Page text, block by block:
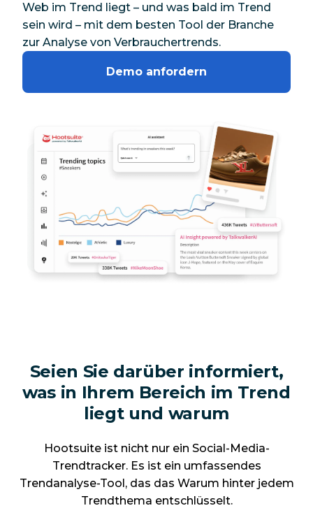
Web im Trend liegt – und was bald im Trend
sein wird – mit dem besten Tool der Branche
zur Analyse von Verbrauchertrends.
Demo anfordern
Seien Sie darüber informiert,
was in Ihrem Bereich im Trend
liegt und warum
Hootsuite ist nicht nur ein Social-Media-
Trendtracker. Es ist ein umfassendes
Trendanalyse-Tool, das das Warum hinter jedem
Trendthema entschlüsselt.